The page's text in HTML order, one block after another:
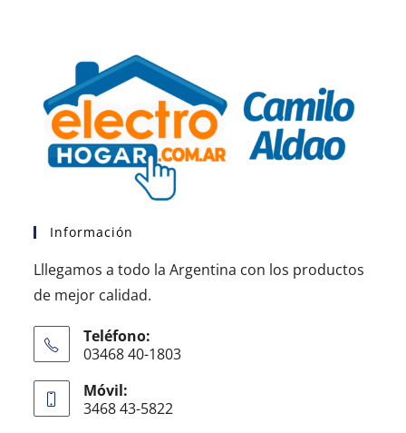
Información
Lllegamos a todo la Argentina con los productos
de mejor calidad.
Teléfono:
03468 40-1803
Móvil:
3468 43-5822